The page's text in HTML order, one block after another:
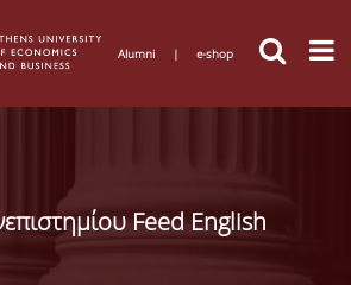
Alumni | e-shop
Feed English